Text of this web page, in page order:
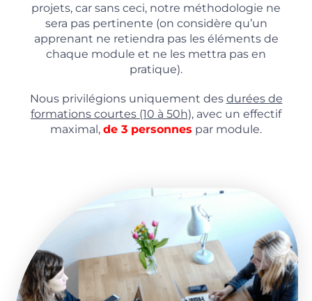
projets, car sans ceci, notre méthodologie ne
sera pas pertinente (on considère qu’un
apprenant ne retiendra pas les éléments de
chaque module et ne les mettra pas en
pratique).
Nous privilégions uniquement des durées de
formations courtes (10 à 50h), avec un effectif
maximal, de 3 personnes par module.